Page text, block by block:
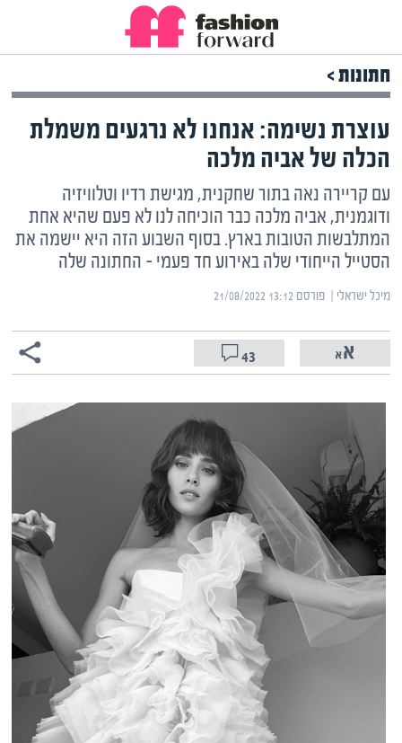
חתונות >
עוצרת נשימה: אנחנו לא נרגעים משמלת
הכלה של אביה מלכה
עם קריירה נאה בתור שחקנית, מגישת רדיו וטלוויזיה
ודוגמנית, אביה מלכה כבר הוכיחה לנו לא פעם שהיא אחת
המתלבשות הטובות בארץ. בסוף השבוע הזה היא יישמה את
הסטייל הייחודי שלה באירוע חד פעמי – החתונה שלה
מיכל ישראלי | ‏פורסם ‎21/08/2022 13:12
43